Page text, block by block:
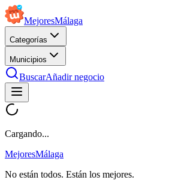
MejoresMálaga
Categorías
Municipios
BuscarAñadir negocio
Cargando...
MejoresMálaga
No están todos. Están los mejores.